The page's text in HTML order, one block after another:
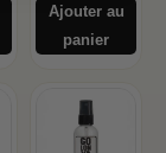
Ajouter au
panier